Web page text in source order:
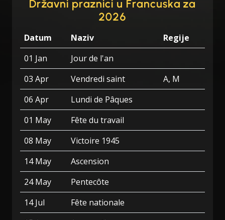
Državni praznici u Francuska za
2026
Datum Naziv
Regije
01 Jan
Jour de l'an
03 Apr
Vendredi saint
A, M
06 Apr
Lundi de Pâques
01 May
Fête du travail
08 May
Victoire 1945
14 May
Ascension
24 May
Pentecôte
14 Jul
Fête nationale